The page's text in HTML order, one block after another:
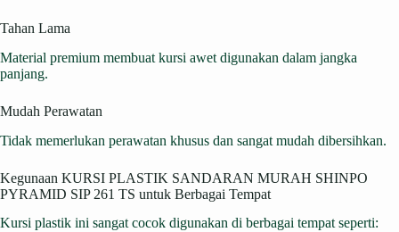
Tahan Lama
Material premium membuat kursi awet digunakan dalam jangka
panjang.
Mudah Perawatan
Tidak memerlukan perawatan khusus dan sangat mudah dibersihkan.
Kegunaan KURSI PLASTIK SANDARAN MURAH SHINPO
PYRAMID SIP 261 TS untuk Berbagai Tempat
Kursi plastik ini sangat cocok digunakan di berbagai tempat seperti: